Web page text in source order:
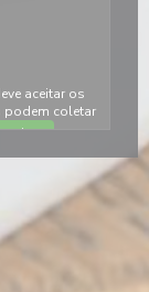
aceitar os
podem coletar